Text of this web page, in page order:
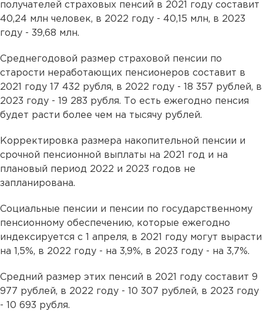
получателей страховых пенсий в 2021 году составит
40,24 млн человек, в 2022 году - 40,15 млн, в 2023
году - 39,68 млн.
Среднегодовой размер страховой пенсии по
старости неработающих пенсионеров составит в
2021 году 17 432 рубля, в 2022 году - 18 357 рублей, в
2023 году - 19 283 рубля. То есть ежегодно пенсия
будет расти более чем на тысячу рублей.
Корректировка размера накопительной пенсии и
срочной пенсионной выплаты на 2021 год и на
плановый период 2022 и 2023 годов не
запланирована.
Социальные пенсии и пенсии по государственному
пенсионному обеспечению, которые ежегодно
индексируется с 1 апреля, в 2021 году могут вырасти
на 1,5%, в 2022 году - на 3,9%, в 2023 году - на 3,7%.
Средний размер этих пенсий в 2021 году составит 9
977 рублей, в 2022 году - 10 307 рублей, в 2023 году
- 10 693 рубля.